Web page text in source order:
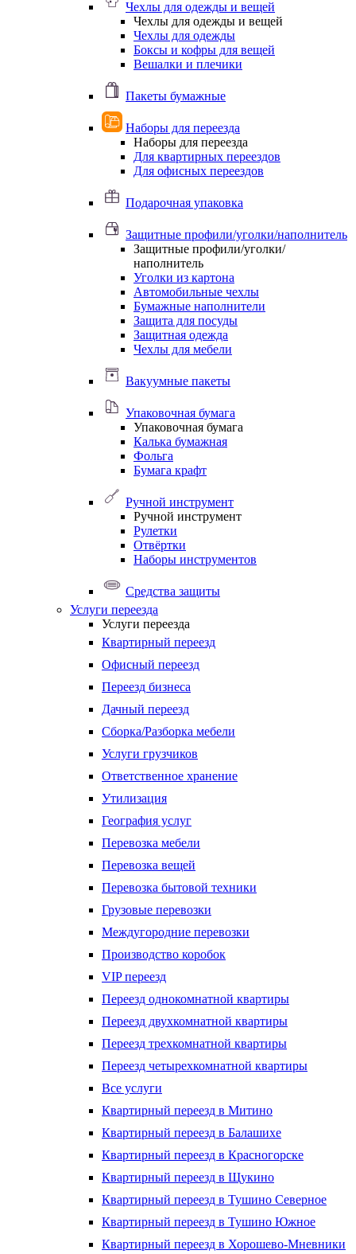
Чехлы для одежды и вещей
Чехлы для одежды и вещей
Чехлы для одежды
Боксы и кофры для вещей
Вешалки и плечики
Пакеты бумажные
Наборы для переезда
Наборы для переезда
Для квартирных переездов
Для офисных переездов
Подарочная упаковка
Защитные профили/уголки/наполнитель
Защитные профили/уголки/
наполнитель
Уголки из картона
Автомобильные чехлы
Бумажные наполнители
Защита для посуды
Защитная одежда
Чехлы для мебели
Вакуумные пакеты
Упаковочная бумага
Упаковочная бумага
Калька бумажная
Фольга
Бумага крафт
Ручной инструмент
Ручной инструмент
Рулетки
Отвёртки
Наборы инструментов
Средства защиты
Услуги переезда
Услуги переезда
Квартирный переезд
Офисный переезд
Переезд бизнеса
Дачный переезд
Сборка/Разборка мебели
Услуги грузчиков
Ответственное хранение
Утилизация
География услуг
Перевозка мебели
Перевозка вещей
Перевозка бытовой техники
Грузовые перевозки
Междугородние перевозки
Производство коробок
VIP переезд
Переезд однокомнатной квартиры
Переезд двухкомнатной квартиры
Переезд трехкомнатной квартиры
Переезд четырехкомнатной квартиры
Все услуги
Квартирный переезд в Митино
Квартирный переезд в Балашихе
Квартирный переезд в Красногорске
Квартирный переезд в Щукино
Квартирный переезд в Тушино Северное
Квартирный переезд в Тушино Южное
Квартирный переезд в Хорошево-Мневники